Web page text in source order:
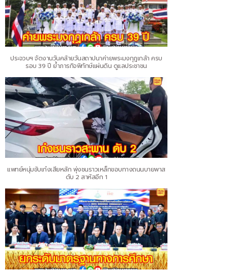
ประจวบฯ จัดงานวันคล้ายวันสถาปนาค่ายพระมงกุฎเกล้า ครบ
รอบ 39 ปี ย้ำภารกิจพิทักษ์แผ่นดิน ดูแลประชาชน
แพทย์หนุ่มขับเก๋งเสียหลัก พุ่งชนราวเหล็กขอบทางถนนบายพาส
ดับ 2 สาหัสอีก 1